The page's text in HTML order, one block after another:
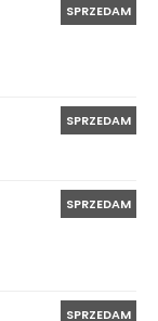
SPRZEDAM
SPRZEDAM
SPRZEDAM
SPRZEDAM